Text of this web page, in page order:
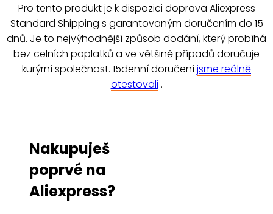
Pro tento produkt je k dispozici doprava Aliexpress
Standard Shipping s garantovaným doručením do 15
dnů. Je to nejvýhodnější způsob dodání, který probíhá
bez celních poplatků a ve většině případů doručuje
kurýrní společnost. 15denní doručeníjsme reálně
otestovali .
Nakupuješ
poprvé na
Aliexpress?